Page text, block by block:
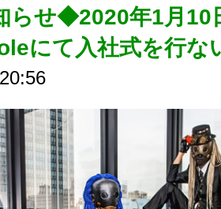
らせ◆2020年1月10
にて入社式を行な